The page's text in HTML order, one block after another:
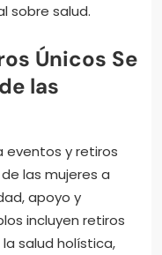
sobre salud.
Únicos Se
las
eventos y retiros
las mujeres a
apoyo y
incluyen retiros
salud holística,